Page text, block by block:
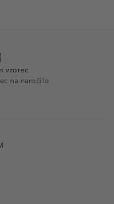
vzorec
na naročilo